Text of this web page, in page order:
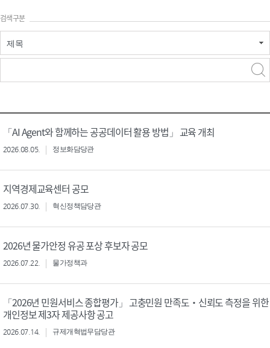
검색구분
제목
「AI Agent와 함께하는 공공데이터 활용 방법」 교육 개최
2026.08.05. 정보화담당관
지역경제교육센터 공모
2026.07.30. 혁신정책담당관
2026년 물가안정 유공 포상 후보자 공모
2026.07.22. 물가정책과
「2026년 민원서비스 종합평가」 고충민원 만족도‧신뢰도 측정을 위한
개인정보 제3자 제공사항 공고
2026.07.14. 규제개혁법무담당관